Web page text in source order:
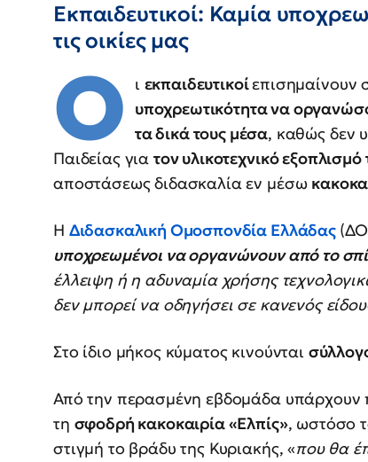
Εκπαιδευτικοί: Καμία
τις οικίες μας
Ο ι εκπαιδευτικοίεπισημαίνουν
υποχρεωτικότητα να
τα δικά τους μέσα, καθώς δεν
Παιδείας για τον υλικοτεχνικό εξοπλισμό
αποστάσεως διδασκαλία εν μέσω
Η Διδασκαλική Ομοσπονδία Ελλάδας
υποχρεωμένοι να οργανώνουν από το
έλλειψη ή η αδυναμία χρήσης
δεν μπορεί να οδηγήσει σε κανενός
Στο ίδιο μήκος κύματος κινούνται
Από την περασμένη εβδομάδα υπάρχουν
τη σφοδρή κακοκαιρία «Ελπίς», ωστόσο
στιγμή το βράδυ της Κυριακής, «που θα